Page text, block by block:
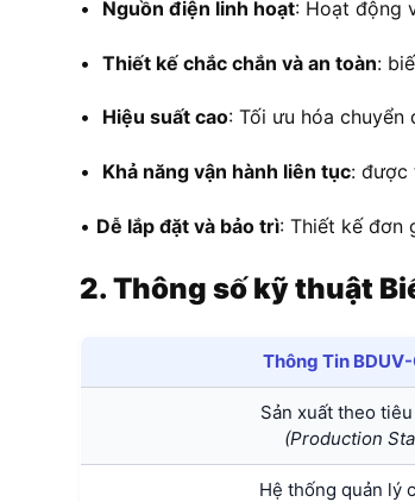
• Nguồn điện linh hoạt: Hoạt động
• Thiết kế chắc chắn và an toàn:
• Hiệu suất cao: Tối ưu hóa
• Khả năng vận hành liên tục: được
• Dễ lắp đặt và bảo trì: Thiết kế đơn
2. Thông số kỹ thuật
Thông Tin
Sản xuất theo
(Production
Hệ thống quản lý